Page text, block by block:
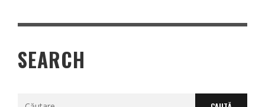
SEARCH
Caută